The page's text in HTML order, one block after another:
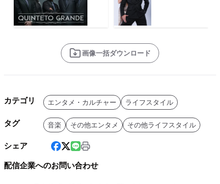
画像一括ダウンロード
カテゴリ エンタメ・カルチャー ライフスタイル
タグ 音楽 その他エンタメ その他ライフスタイル
シェア
配信企業へのお問い合わせ